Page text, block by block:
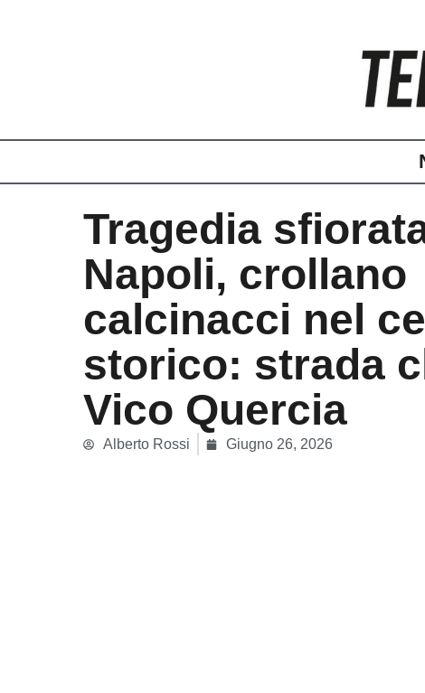
Tragedia
Napoli, crollano
calcinacci nel
storico: strada
Vico Quercia
Alberto Rossi Giugno 26, 2026